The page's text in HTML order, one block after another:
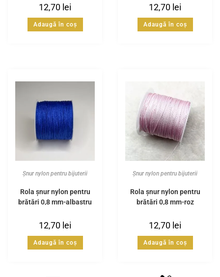
12,70 lei
Adaugă în coș
12,70 lei
Adaugă în coș
Șnur nylon pentru bijuterii
Rola șnur nylon pentru
brățări 0,8 mm-albastru
12,70 lei
Adaugă în coș
Șnur nylon pentru bijuterii
Rola șnur nylon pentru
brățări 0,8 mm-roz
12,70 lei
Adaugă în coș